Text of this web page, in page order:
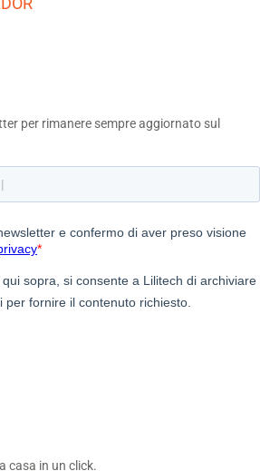
per rimanere sempre aggiornato sul
casa in un click.